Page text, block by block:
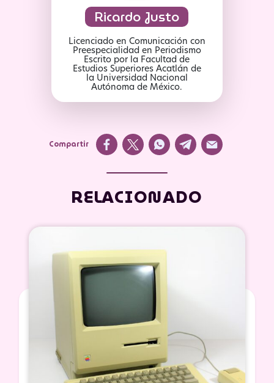
Compartir
RELACIONADO
Ricardo Justo
Licenciado en Comunicación con
Preespecialidad en Periodismo
Escrito por la Facultad de
Estudios Superiores Acatlán de
la Universidad Nacional
Autónoma de México.